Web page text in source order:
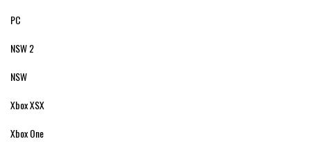
PC
NSW 2
NSW
Xbox XSX
Xbox One